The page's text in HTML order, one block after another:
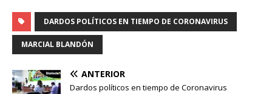
DARDOS POLÍTICOS EN TIEMPO DE CORONAVIRUS
MARCIAL BLANDÓN
ANTERIOR
Dardos políticos en tiempo de Coronavirus